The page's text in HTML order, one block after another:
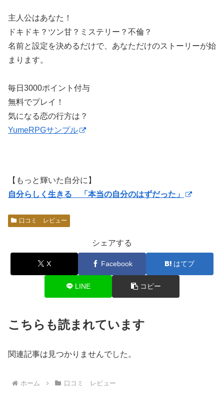
主人公はあなた！
ドキドキ？ツン甘？ミステリー？不倫？
名前と設定を決めるだけで、あなただけのストーリーが始
まります。
毎日3000ポイント付与
無料でプレイ！
気になる恋の行方は？
YumeRPGサンプル
【もっと輝いた自分に】
自分らしく生きる 「本当の自分のはずだった」
口コミ レビュー
シェアする
X Facebook はてブ
LINE コピー
こちらも読まれています
関連記事は見つかりませんでした。
ホーム 口コミ レビュー